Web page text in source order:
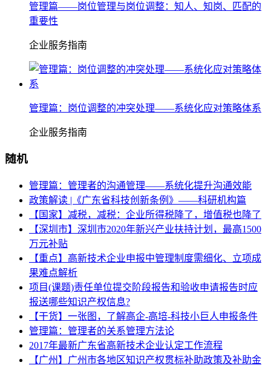
管理篇——岗位管理与岗位调整：知人、知岗、匹配的
重要性
企业服务指南
管理篇：岗位调整的冲突处理——系统化应对策略体系
企业服务指南
随机
管理篇：管理者的沟通管理——系统化提升沟通效能
政策解读 |《广东省科技创新条例》——科研机构篇
【国家】减税，减税：企业所得税降了，增值税也降了
【深圳市】深圳市2020年新兴产业扶持计划，最高1500
万元补贴
【重点】高新技术企业申报中管理制度需细化、立项成
果难点解析
项目(课题)责任单位提交阶段报告和验收申请报告时应
报送哪些知识产权信息?
【干货】一张图，了解高企-高培-科技小巨人申报条件
管理篇：管理者的关系管理方法论
2017年最新广东省高新技术企业认定工作流程
【广州】广州市各地区知识产权贯标补助政策及补助金